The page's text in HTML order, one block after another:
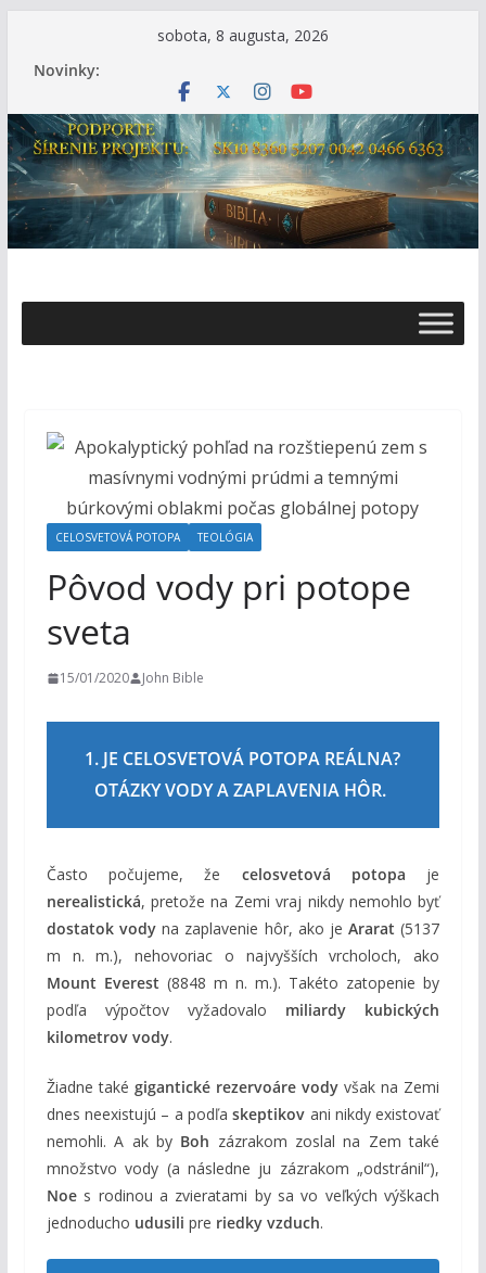
sobota, 8 augusta, 2026
Novinky:
s
B
o
h
m
CELOSVETOVÁ POTOPA TEOLÓGIA
Pôvod vody pri potope
sveta
15/01/2020 John Bible
1. JE CELOSVETOVÁ POTOPA REÁLNA?
OTÁZKY VODY A ZAPLAVENIA HÔR.
Často počujeme, že celosvetová potopa je
nerealistická, pretože na Zemi vraj nikdy nemohlo byť
dostatok vodyna zaplavenie hôr, ako jeArarat (5137
m n. m.), nehovoriac o najvyšších vrcholoch, ako
Mount Everest (8848 m n. m.). Takéto zatopenie by
podľa výpočtov vyžadovalo miliardy kubických
kilometrov vody.
Žiadne také gigantické rezervoáre vody však na Zemi
dnes neexistujú – a podľaskeptikov ani nikdy existovať
nemohli. A ak by Boh zázrakom zoslal na Zem také
množstvo vody (a následne ju zázrakom „odstránil“),
Noes rodinou a zvieratami by sa vo veľkých výškach
jednoducho udusili pre riedky vzduch.